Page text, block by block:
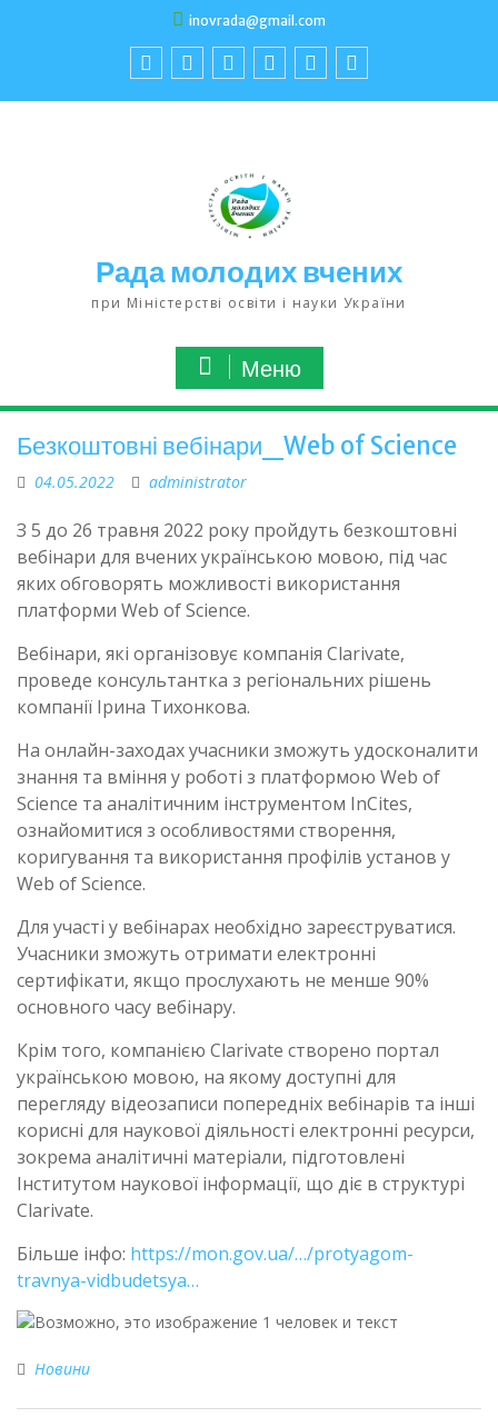
inovrada@gmail.com
Рада молодих вчених
при Міністерстві освіти і науки України
Меню
Безкоштовні вебінари_Web of Science
04.05.2022 administrator
З 5 до 26 травня 2022 року пройдуть безкоштовні
вебінари для вчених українською мовою, під час
яких обговорять можливості використання
платформи Web of Science.
Вебінари, які організовує компанія Clarivate,
проведе консультантка з регіональних рішень
компанії Ірина Тихонкова.
На онлайн-заходах учасники зможуть удосконалити
знання та вміння у роботі з платформою Web of
Science та аналітичним інструментом InCites,
ознайомитися з особливостями створення,
коригування та використання профілів установ у
Web of Science.
Для участі у вебінарах необхідно зареєструватися.
Учасники зможуть отримати електронні
сертифікати, якщо прослухають не менше 90%
основного часу вебінару.
Крім того, компанією Clarivate створено портал
українською мовою, на якому доступні для
перегляду відеозаписи попередніх вебінарів та інші
корисні для наукової діяльності електронні ресурси,
зокрема аналітичні матеріали, підготовлені
Інститутом наукової інформації, що діє в структурі
Clarivate.
Більше інфо: https://mon.gov.ua/…/protyagom-
travnya-vidbudetsya…
Новини